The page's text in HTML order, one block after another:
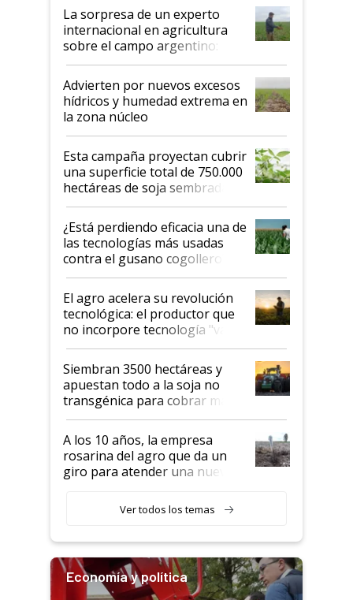
La sorpresa de un experto
internacional en agricultura
sobre el campo argentino:
"Estoy muy impresionado"
Advierten por nuevos excesos
hídricos y humedad extrema en
la zona núcleo
Esta campaña proyectan cubrir
una superficie total de 750.000
hectáreas de soja sembradas
con una nueva generación de
variedades que marcan un
salto tecnológico en genética y
rendimiento
¿Está perdiendo eficacia una de
las tecnologías más usadas
contra el gusano cogollero? El
desafío de una tecnología clave
El agro acelera su revolución
tecnológica: el productor que
no incorpore tecnología "va a
perder el tren"
Siembran 3500 hectáreas y
apuestan todo a la soja no
transgénica para cobrar más
por tonelada: compraron un
semillero
A los 10 años, la empresa
rosarina del agro que da un
giro para atender una nueva
Ver todos los temas
Economía y política